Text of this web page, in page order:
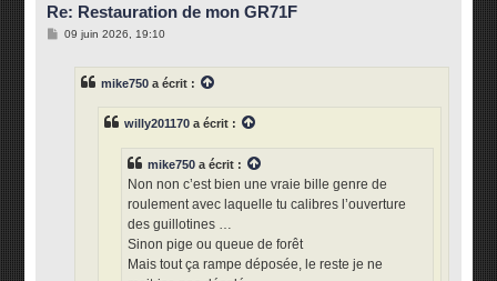
Re: Restauration de mon GR71F
M09 juin 2026, 19:10
mike750 a écrit :
willy201170 a écrit :
mike750 a écrit :
Non non c’est bien une vraie bille genre de
roulement avec laquelle tu calibres l’ouverture
des guillotines …
Sinon pige ou queue de forêt
Mais tout ça rampe déposée, le reste je ne